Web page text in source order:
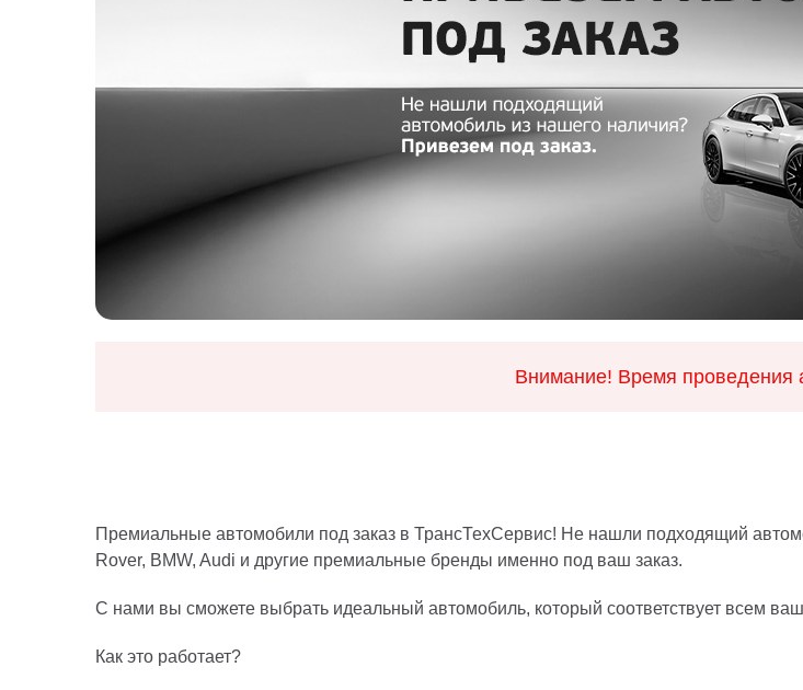
Внимание! Время проведения
Премиальные автомобили под заказ в ТрансТехСервис! Не нашли подходящий
Rover, BMW, Audi и другие премиальные бренды именно под ваш заказ.
С нами вы сможете выбрать идеальный автомобиль, который соответствует всем
Как это работает?